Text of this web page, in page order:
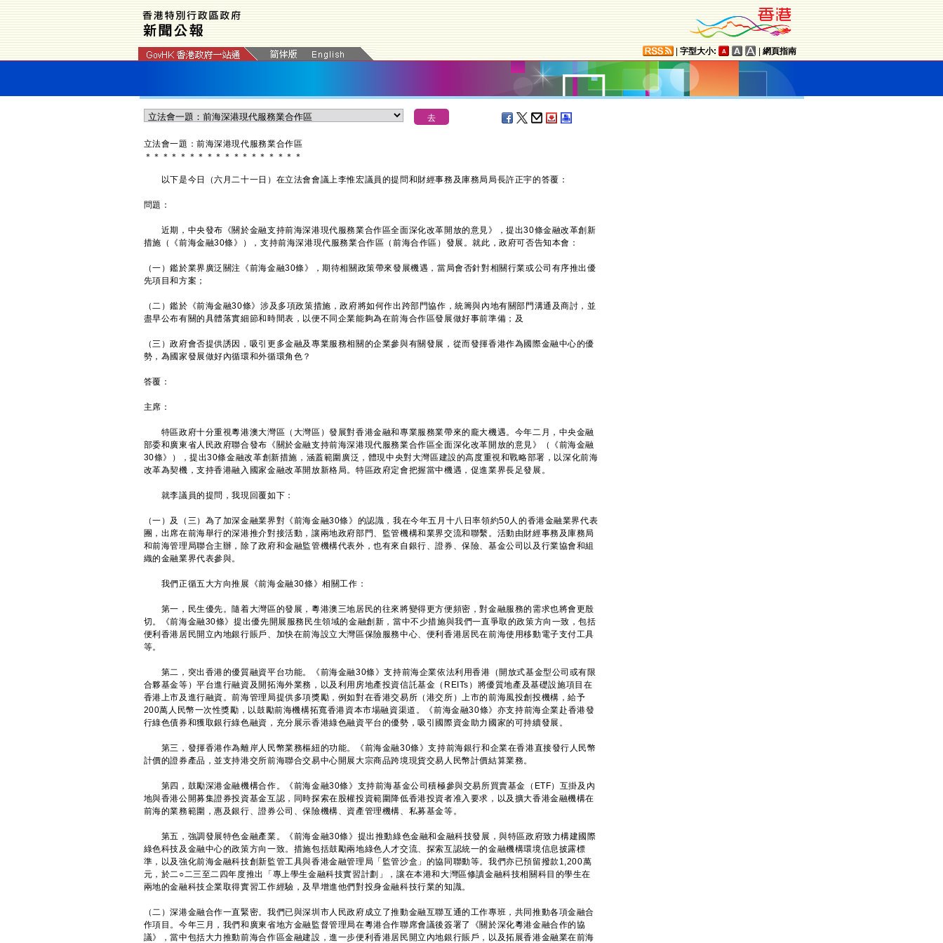
字型大小: 網頁指南
​立法會一題：前海深港現代服務業合作區
＊ ＊ ＊ ＊ ＊ ＊ ＊ ＊ ＊ ＊ ＊ ＊ ＊ ＊ ＊ ＊ ＊ ＊
以下是今日（六月二十一日）在立法會會議上李惟宏議員的提問和財經事務及庫務局局長許正宇的答覆：
問題：
近期，中央發布《關於金融支持前海深港現代服務業合作區全面深化改革開放的意見》，提出30條金融改革創新
措施（《前海金融30條》），支持前海深港現代服務業合作區（前海合作區）發展。就此，政府可否告知本會：
（一）鑑於業界廣泛關注《前海金融30條》，期待相關政策帶來發展機遇，當局會否針對相關行業或公司有序推出優
先項目和方案；
（二）鑑於《前海金融30條》涉及多項政策措施，政府將如何作出跨部門協作，統籌與內地有關部門溝通及商討，並
盡早公布有關的具體落實細節和時間表，以便不同企業能夠為在前海合作區發展做好事前準備；及
（三）政府會否提供誘因，吸引更多金融及專業服務相關的企業參與有關發展，從而發揮香港作為國際金融中心的優
勢，為國家發展做好內循環和外循環角色？
答覆：
主席：
特區政府十分重視粵港澳大灣區（大灣區）發展對香港金融和專業服務業帶來的龐大機遇。今年二月，中央金融
部委和廣東省人民政府聯合發布《關於金融支持前海深港現代服務業合作區全面深化改革開放的意見》（《前海金融
30條》），提出30條金融改革創新措施，涵蓋範圍廣泛，體現中央對大灣區建設的高度重視和戰略部署，以深化前海
改革為契機，支持香港融入國家金融改革開放新格局。特區政府定會把握當中機遇，促進業界長足發展。
就李議員的提問，我現回覆如下：
（一）及（三）為了加深金融業界對《前海金融30條》的認識，我在今年五月十八日率領約50人的香港金融業界代表
團，出席在前海舉行的深港推介對接活動，讓兩地政府部門、監管機構和業界交流和聯繫。活動由財經事務及庫務局
和前海管理局聯合主辦，除了政府和金融監管機構代表外，也有來自銀行、證券、保險、基金公司以及行業協會和組
織的金融業界代表參與。
我們正循五大方向推展《前海金融30條》相關工作：
第一，民生優先。隨着大灣區的發展，粵港澳三地居民的往來將變得更方便頻密，對金融服務的需求也將會更殷
切。《前海金融30條》提出優先開展服務民生領域的金融創新，當中不少措施與我們一直爭取的政策方向一致，包括
便利香港居民開立內地銀行賬戶、加快在前海設立大灣區保險服務中心、便利香港居民在前海使用移動電子支付工具
等。
第二，突出香港的優質融資平台功能。《前海金融30條》支持前海企業依法利用香港（開放式基金型公司或有限
合夥基金等）平台進行融資及開拓海外業務，以及利用房地產投資信託基金（REITs）將優質地產及基礎設施項目在
香港上市及進行融資。前海管理局提供多項獎勵，例如對在香港交易所（港交所）上市的前海風投創投機構，給予
200萬人民幣一次性獎勵，以鼓勵前海機構拓寬香港資本市場融資渠道。《前海金融30條》亦支持前海企業赴香港發
行綠色債券和獲取銀行綠色融資，充分展示香港綠色融資平台的優勢，吸引國際資金助力國家的可持續發展。
第三，發揮香港作為離岸人民幣業務樞紐的功能。《前海金融30條》支持前海銀行和企業在香港直接發行人民幣
計價的證券產品，並支持港交所前海聯合交易中心開展大宗商品跨境現貨交易人民幣計價結算業務。
第四，鼓勵深港金融機構合作。《前海金融30條》支持前海基金公司積極參與交易所買賣基金（ETF）互掛及內
地與香港公開募集證券投資基金互認，同時探索在股權投資範圍降低香港投資者准入要求，以及擴大香港金融機構在
前海的業務範圍，惠及銀行、證券公司、保險機構、資產管理機構、私募基金等。
第五，強調發展特色金融產業。《前海金融30條》提出推動綠色金融和金融科技發展，與特區政府致力構建國際
綠色科技及金融中心的政策方向一致。措施包括鼓勵兩地綠色人才交流、探索互認統一的金融機構環境信息披露標
準，以及強化前海金融科技創新監管工具與香港金融管理局「監管沙盒」的協同聯動等。我們亦已預留撥款1,200萬
元，於二○二三至二四年度推出「專上學生金融科技實習計劃」，讓在本港和大灣區修讀金融科技相關科目的學生在
兩地的金融科技企業取得實習工作經驗，及早增進他們對投身金融科技行業的知識。
（二）深港金融合作一直緊密。我們已與深圳市人民政府成立了推動金融互聯互通的工作專班，共同推動各項金融合
作項目。今年三月，我們和廣東省地方金融監督管理局在粵港合作聯席會議後簽署了《關於深化粵港金融合作的協
議》，當中包括大力推動前海合作區金融建設，進一步便利香港居民開立內地銀行賬戶，以及拓展香港金融業在前海